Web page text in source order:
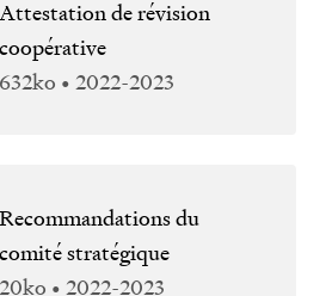
Attestation de révision
coopérative
632ko • 2022-2023
Recommandations du
comité stratégique
20ko • 2022-2023